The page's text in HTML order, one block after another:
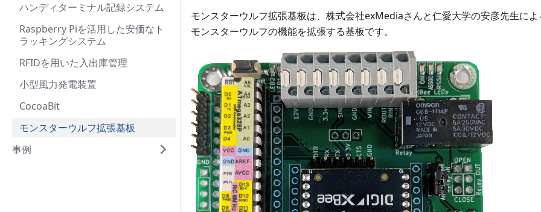
ハンディターミナル記録システム
Raspberry Piを活用した安価なト
ラッキングシステム
RFIDを用いた入出庫管理
小型風力発電装置
CocoaBit
モンスターウルフ拡張基板
事例
モンスターウルフ拡張基板は、株式会社exMediaさんと仁愛大学の安彦先生に
モンスターウルフの機能を拡張する基板です。